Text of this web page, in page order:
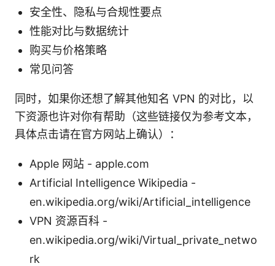
安全性、隐私与合规性要点
性能对比与数据统计
购买与价格策略
常见问答
同时，如果你还想了解其他知名 VPN 的对比，以
下资源也许对你有帮助（这些链接仅为参考文本，
具体点击请在官方网站上确认）：
Apple 网站 - apple.com
Artificial Intelligence Wikipedia -
en.wikipedia.org/wiki/Artificial_intelligence
VPN 资源百科 -
en.wikipedia.org/wiki/Virtual_private_netwo
rk